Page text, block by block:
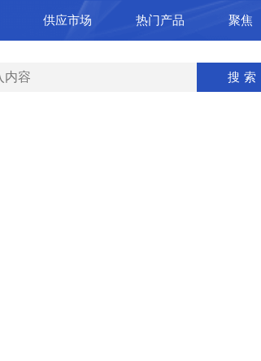
供应市场 热门产品 聚焦